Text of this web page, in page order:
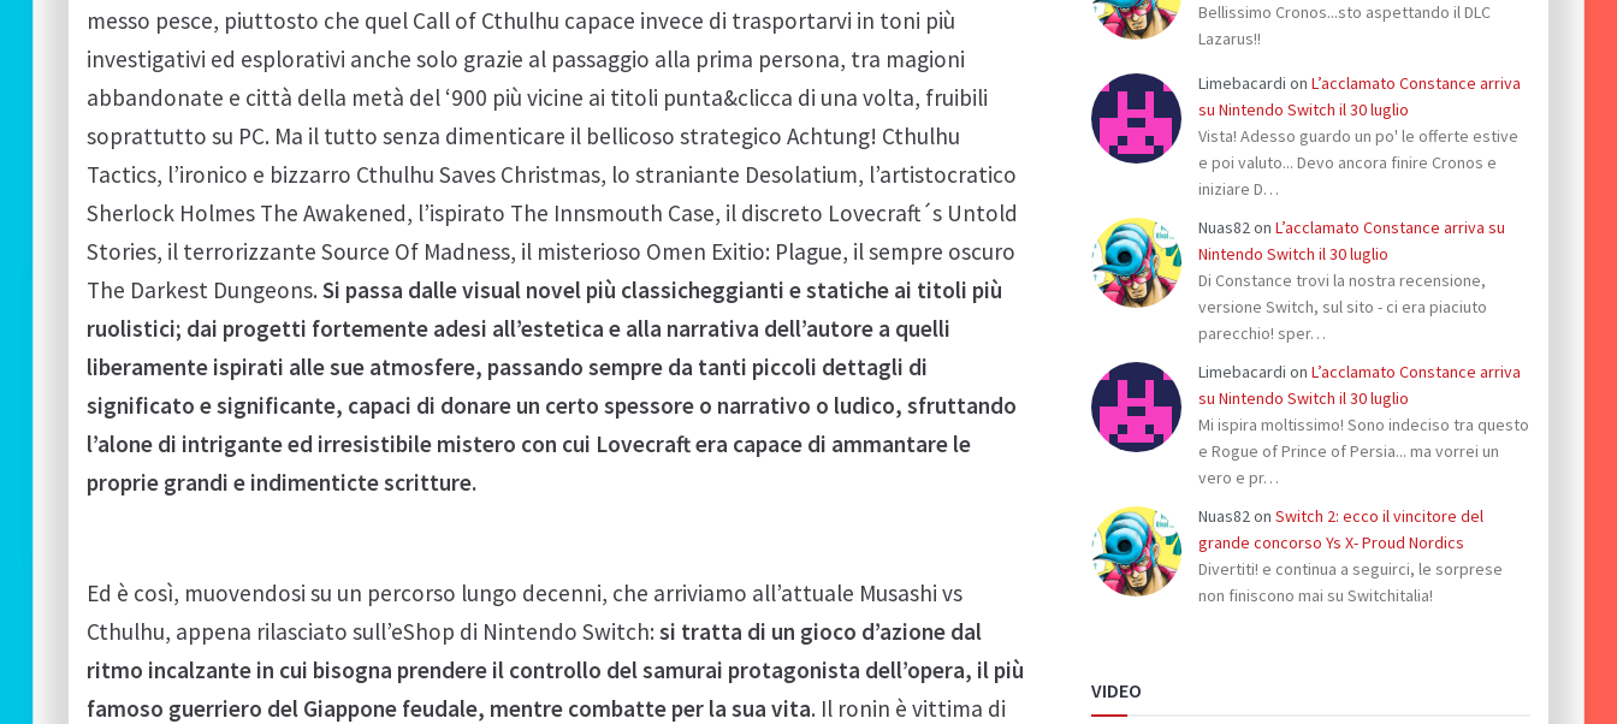
messo pesce, piuttosto che quel Call of Cthulhu capace invece di trasportarvi in toni più
investigativi ed esplorativi anche solo grazie al passaggio alla prima persona, tra magioni
abbandonate e città della metà del ‘900 più vicine ai titoli punta&clicca di una volta, fruibili
soprattutto su PC. Ma il tutto senza dimenticare il bellicoso strategico Achtung! Cthulhu
Tactics, l’ironico e bizzarro Cthulhu Saves Christmas, lo straniante Desolatium, l’artistocratico
Sherlock Holmes The Awakened, l’ispirato The Innsmouth Case, il discreto Lovecraft´s Untold
Stories, il terrorizzante Source Of Madness, il misterioso Omen Exitio: Plague, il sempre oscuro
The Darkest Dungeons. Si passa dalle visual novel più classicheggianti e statiche ai titoli più
ruolistici; dai progetti fortemente adesi all’estetica e alla narrativa dell’autore a quelli
liberamente ispirati alle sue atmosfere, passando sempre da tanti piccoli dettagli di
significato e significante, capaci di donare un certo spessore o narrativo o ludico, sfruttando
l’alone di intrigante ed irresistibile mistero con cui Lovecraft era capace di ammantare le
proprie grandi e indimenticte scritture.
Ed è così, muovendosi su un percorso lungo decenni, che arriviamo all’attuale Musashi vs
Cthulhu, appena rilasciato sull’eShop di Nintendo Switch: si tratta di un gioco d’azione dal
ritmo incalzante in cui bisogna prendere il controllo del samurai protagonista dell’opera, il più
famoso guerriero del Giappone feudale, mentre combatte per la sua vita. Il ronin è vittima di
Bellissimo Cronos...sto aspettando il DLC
Lazarus!!
Limebacardi on L’acclamato Constance arriva
su Nintendo Switch il 30 luglio
Vista! Adesso guardo un po' le offerte estive
e poi valuto... Devo ancora finire Cronos e
iniziare D…
Nuas82on L’acclamato Constance arriva su
Nintendo Switch il 30 luglio
Di Constance trovi la nostra recensione,
versione Switch, sul sito - ci era piaciuto
parecchio! sper…
Limebacardi on L’acclamato Constance arriva
su Nintendo Switch il 30 luglio
Mi ispira moltissimo! Sono indeciso tra questo
e Rogue of Prince of Persia... ma vorrei un
vero e pr…
Nuas82on Switch 2: ecco il vincitore del
grande concorso Ys X- Proud Nordics
Divertiti! e continua a seguirci, le sorprese
non finiscono mai su Switchitalia!
VIDEO